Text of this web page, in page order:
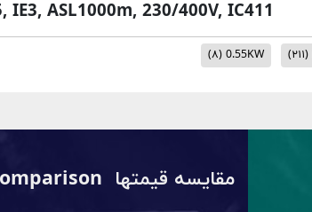
IE3, ASL1000m, 230/400V, IC411
(۲۱۱) 0.55KW (۸)
مقایسه قیمتها Price comparison